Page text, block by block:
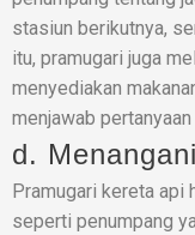
stasiun berikutnya,
itu, pramugari juga
menyediakan
menjawab
d.
Pramugari kereta api
seperti penumpang